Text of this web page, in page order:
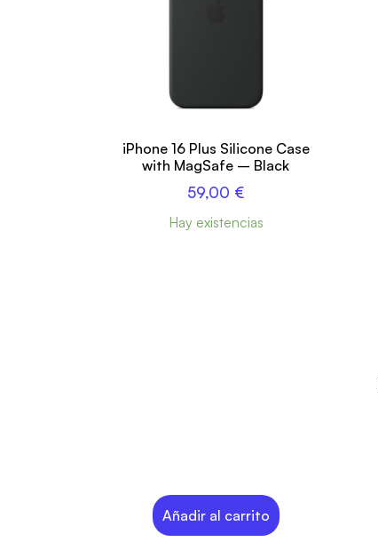
iPhone 16 Plus Silicone Case
with MagSafe – Black
59,00 €
Hay existencias
Añadir al carrito